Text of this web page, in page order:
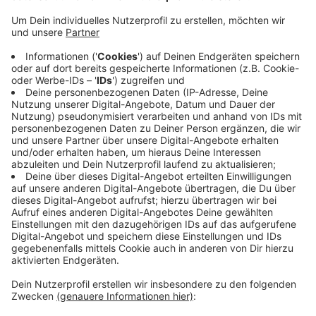
Anzeige
Die Zahl der Neuinfektionen liegt in Krefeld aktuell
(24.09.) bei 71. Darunter ist eine Schülerin einer
zehnten Klasse der Realschule Oppum. Hier müssen
jetzt 55 Personen in Quarantäne. Auch bei einer
Lehrerin an der Krefelder Marienschule ist das Corona-
Virus nachgewiesen worden. Deswegen müssen hier
jetzt rund 100 Schüler der sechsten und neunten
Jahrgänge in Isolation.
Anzeige